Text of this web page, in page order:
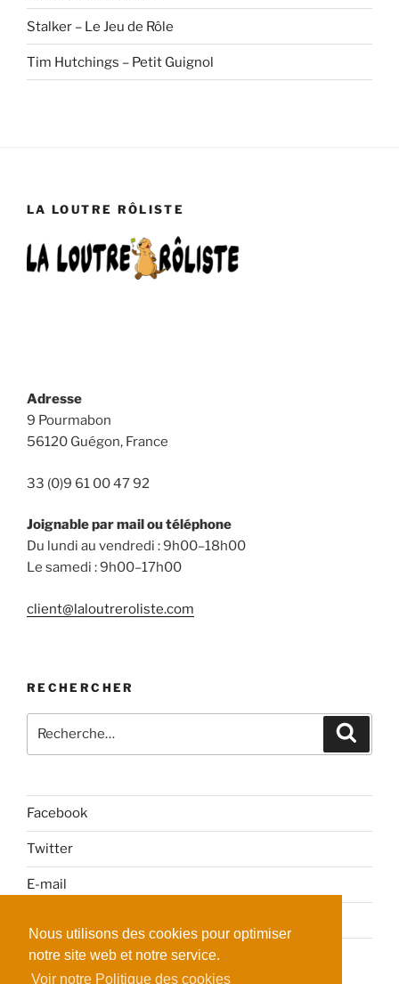
Nous utilisons des cookies pour optimiser
notre site web et notre service.
Voir notre Politique des cookies
Stalker – Le Jeu de Rôle
Tim Hutchings – Petit Guignol
LA LOUTRE RÔLISTE
Adresse
9 Pourmabon
56120 Guégon, France
33 (0)9 61 00 47 92
Joignable par mail ou téléphone
Du lundi au vendredi : 9h00–18h00
Le samedi : 9h00–17h00
client@laloutreroliste.com
RECHERCHER
Recherche
Facebook
Twitter
E-mail